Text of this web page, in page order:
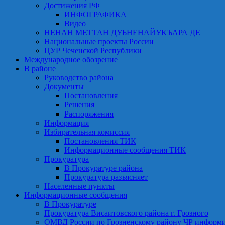
Достижения РФ
ИНФОГРАФИКА
Видео
НЕНАН МЕТТАН ДУЬНЕНАЙУКЪАРА ДЕ
Национальные проекты России
ЦУР Чеченской Республики
Международное обозрение
В районе
Руководство района
Документы
Постановления
Решения
Распоряжения
Информация
Избирательная комиссия
Постановления ТИК
Информационные сообщения ТИК
Прокуратура
В Прокуратуре района
Прокуратура разъясняет
Населенные пункты
Информационные сообщения
В Прокуратуре
Прокуратура Висаитовского района г. Грозного
ОМВД России по Грозненскому району ЧР